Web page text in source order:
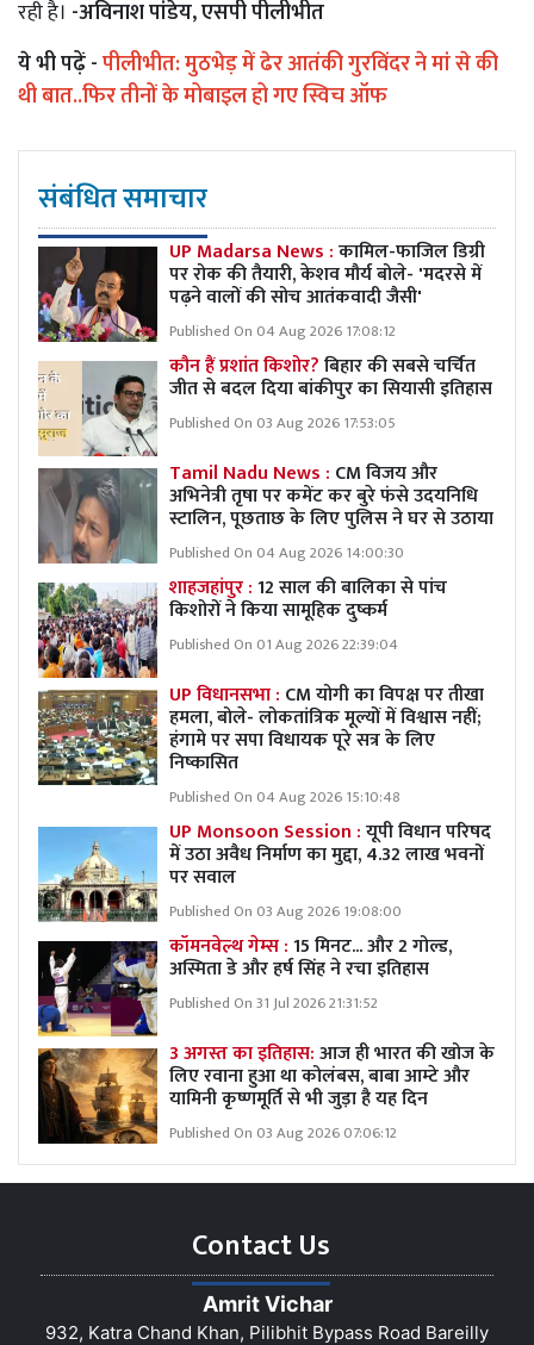
रही है। -अविनाश पांडेय, एसपी पीलीभीत
ये भी पढ़ें -पीलीभीत: मुठभेड़ में ढेर आतंकी गुरविंदर ने मां से की
थी बात..फिर तीनों के मोबाइल हो गए स्विच ऑफ
संबंधित समाचार
UP Madarsa News :कामिल-फाजिल डिग्री
पर रोक की तैयारी, केशव मौर्य बोले- 'मदरसे में
पढ़ने वालों की सोच आतंकवादी जैसी'
Published On 04 Aug 2026 17:08:12
कौन हैं प्रशांत किशोर?बिहार की सबसे चर्चित
जीत से बदल दिया बांकीपुर का सियासी इतिहास
Published On 03 Aug 2026 17:53:05
Tamil Nadu News : CM विजय और
अभिनेत्री तृषा पर कमेंट कर बुरे फंसे उदयनिधि
स्टालिन, पूछताछ के लिए पुलिस ने घर से उठाया
Published On 04 Aug 2026 14:00:30
शाहजहांपुर :12 साल की बालिका से पांच
किशोरों ने किया सामूहिक दुष्कर्म
Published On 01 Aug 2026 22:39:04
UP विधानसभा : CM योगी का विपक्ष पर तीखा
हमला, बोले- लोकतांत्रिक मूल्यों में विश्वास नहीं;
हंगामे पर सपा विधायक पूरे सत्र के लिए
निष्कासित
Published On 04 Aug 2026 15:10:48
UP Monsoon Session :यूपी विधान परिषद
में उठा अवैध निर्माण का मुद्दा, 4.32 लाख भवनों
पर सवाल
Published On 03 Aug 2026 19:08:00
कॉमनवेल्थ गेम्स :15 मिनट... और 2 गोल्ड,
अस्मिता डे और हर्ष सिंह ने रचा इतिहास
Published On 31 Jul 2026 21:31:52
3 अगस्त का इतिहास:आज ही भारत की खोज के
लिए रवाना हुआ था कोलंबस, बाबा आम्टे और
यामिनी कृष्णमूर्ति से भी जुड़ा है यह दिन
Published On 03 Aug 2026 07:06:12
Contact Us
Amrit Vichar
932, Katra Chand Khan, Pilibhit Bypass Road Bareilly